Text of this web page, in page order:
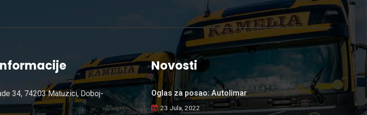
34, 74203 Matuzici, Doboj-
Novosti
Oglas za posao: Autolimar
23 Jula, 2022